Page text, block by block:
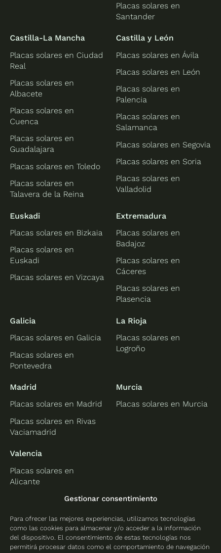
Gestionar consentimiento
Para ofrecer las mejores experiencias, utilizamos tecnologías
como las cookies para almacenar y/o acceder a la información
del dispositivo. El consentimiento de estas tecnologías nos
permitirá procesar datos como el comportamiento de navegación
Placas solares en
Santander
Castilla-La Mancha
Placas solares en Ciudad
Real
Placas solares en
Albacete
Placas solares en
Cuenca
Placas solares en
Guadalajara
Placas solares en Toledo
Placas solares en
Talavera de la Reina
Castilla y León
Placas solares en Ávila
Placas solares en León
Placas solares en
Palencia
Placas solares en
Salamanca
Placas solares en Segovia
Placas solares en Soria
Placas solares en
Valladolid
Euskadi
Placas solares en Bizkaia
Placas solares en
Euskadi
Placas solares en Vizcaya
Extremadura
Placas solares en
Badajoz
Placas solares en
Cáceres
Placas solares en
Plasencia
Galicia
Placas solares en Galicia
Placas solares en
Pontevedra
La Rioja
Placas solares en
Logroño
Madrid
Placas solares en Madrid
Placas solares en Rivas
Vaciamadrid
Murcia
Placas solares en Murcia
Valencia
Placas solares en
Alicante
Placas solares en
Placas solares en
Valencia